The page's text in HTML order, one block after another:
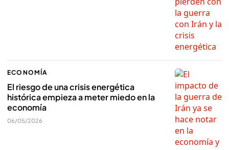
ECONOMÍA
El riesgo de una crisis energética
histórica empieza a meter miedo en la
economía
06/05/2026